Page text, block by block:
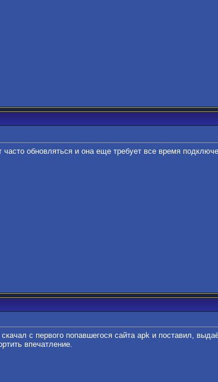
обновляться и она еще требует все время
с первого попавшегося сайта apk и поставил,
впечатление.